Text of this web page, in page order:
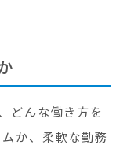
どんな働き方を
か、柔軟な勤務